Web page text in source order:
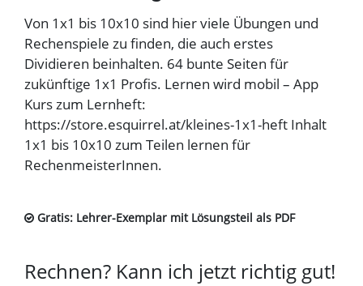
Von 1x1 bis 10x10 sind hier viele Übungen und
Rechenspiele zu finden, die auch erstes
Dividieren beinhalten. 64 bunte Seiten für
zukünftige 1x1 Profis. Lernen wird mobil – App
Kurs zum Lernheft:
https://store.esquirrel.at/kleines-1x1-heft Inhalt
1x1 bis 10x10 zum Teilen lernen für
RechenmeisterInnen.
Gratis: Lehrer-Exemplar mit Lösungsteil als PDF
Rechnen? Kann ich jetzt richtig gut!